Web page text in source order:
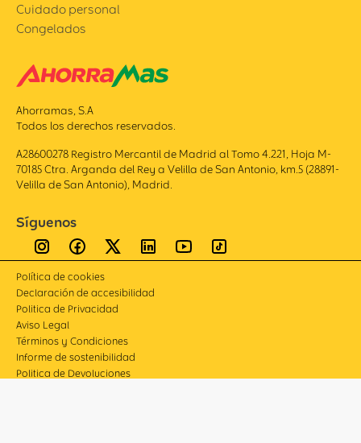
Cuidado personal
Congelados
Ahorramas, S.A
Todos los derechos reservados.
A28600278 Registro Mercantil de Madrid al Tomo 4.221, Hoja M-
70185 Ctra. Arganda del Rey a Velilla de San Antonio, km.5 (28891-
Velilla de San Antonio), Madrid.
Síguenos
Política de cookies
Declaración de accesibilidad
Politica de Privacidad
Aviso Legal
Términos y Condiciones
Informe de sostenibilidad
Politica de Devoluciones